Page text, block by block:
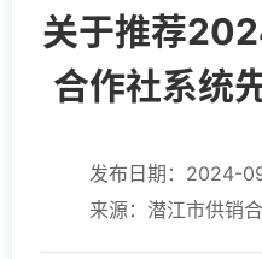
关于推荐
合作社系统
发布日期：2024-
来源：潜江市供销